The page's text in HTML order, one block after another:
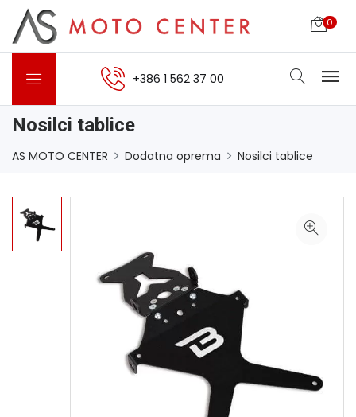
0
+386 1 562 37 00
Nosilci tablice
AS MOTO CENTER Dodatna oprema Nosilci tablice